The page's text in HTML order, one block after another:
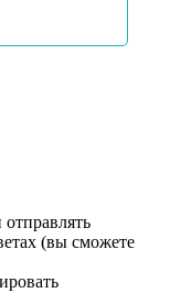
(вы cможете